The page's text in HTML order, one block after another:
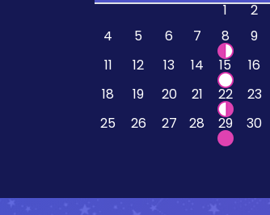
1
2
4
5 6 7 8 9
11
12 13 14 15 16
18
19 20 21 22 23
25
26 27 28 29 30